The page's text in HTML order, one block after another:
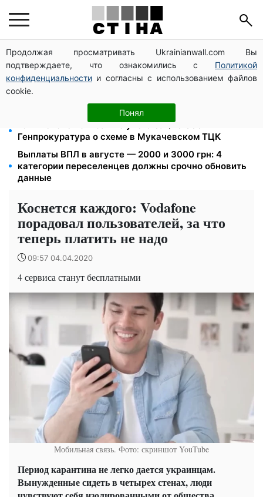
Продолжая просматривать Ukrainianwall.com Вы
подтверждаете, что ознакомились с Политикой
конфиденциальности и согласны с использованием файлов
cookie.
Понял
Пенсия по инвалидности III группы с сентября: от
2595 до 10 625 грн — кто сколько получит
10 заявок — и МСЦ МВД приедет в громаду: обмен
прав, регистрация авто и международное
1577 человек списали с учета за $10 000:
Генпрокуратура о схеме в Мукачевском ТЦК
Выплаты ВПЛ в августе — 2000 и 3000 грн: 4
категории переселенцев должны срочно обновить
данные
Коснется каждого: Vodafone
порадовал пользователей, за что
теперь платить не надо
09:57 04.04.2020
4 сервиса станут бесплатными
Мобильная связь. Фото: скриншот YouTube
Период карантина не легко дается украинцам.
Вынужденные сидеть в четырех стенах, люди